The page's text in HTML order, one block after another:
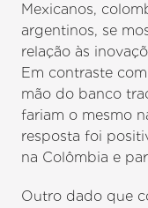
Mexicanos,
argentinos, se
relação às
Em contraste
mão do banco
fariam o mesmo
resposta foi
na Colômbia e
Outro dado que